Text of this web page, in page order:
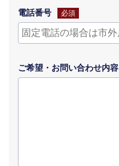
電話番号 必須
ご希望・ お問い合わせ内容